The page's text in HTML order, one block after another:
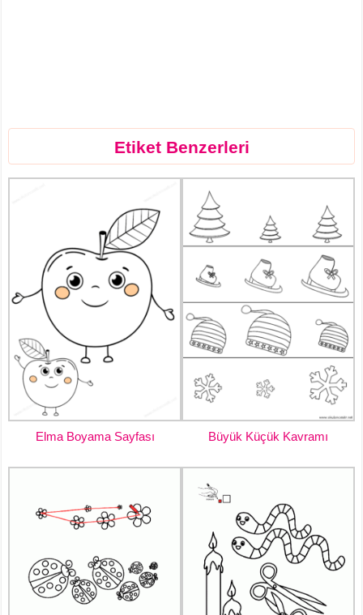
Etiket Benzerleri
Elma Boyama Sayfası Büyük Küçük Kavramı